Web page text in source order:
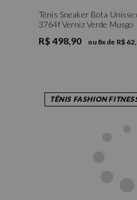
Tênis Sneaker Bota
3764f Verniz Verde Musgo
R$ 498,90 ou 8x de R$
TÊNIS FASHION